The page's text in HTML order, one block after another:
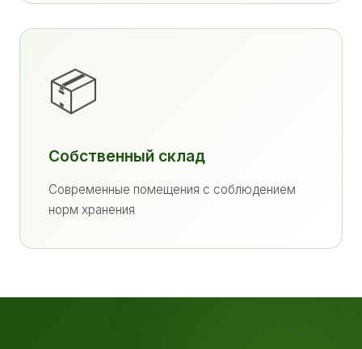
📦
Собственный склад
Современные помещения с соблюдением
норм хранения